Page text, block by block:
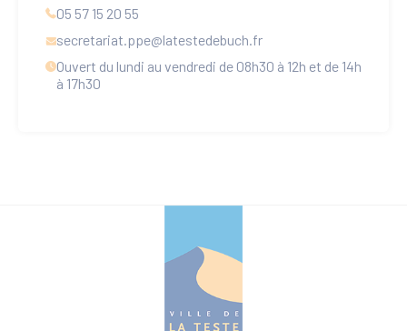
05 57 15 20 55
secretariat.ppe@latestedebuch.fr
Ouvert du lundi au vendredi de 08h30 à 12h et de 14h
à 17h30